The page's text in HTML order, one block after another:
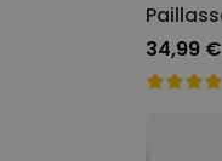
34,99 €